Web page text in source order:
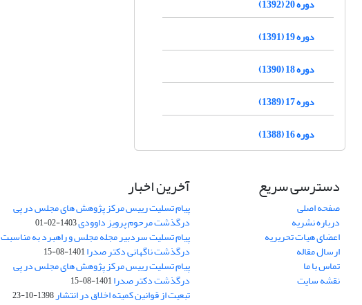
دوره 20 (1392)
دوره 19 (1391)
دوره 18 (1390)
دوره 17 (1389)
دوره 16 (1388)
دسترسی سریع
صفحه اصلی
درباره نشریه
اعضای هیات تحریریه
ارسال مقاله
تماس با ما
نقشه سایت
آخرین اخبار
پیام تسلیت رییس مرکز پژوهش های مجلس در پی
درگذشت مرحوم پرویز داوودی1403-02-01
پیام تسلیت سردبیر مجله مجلس و راهبرد به مناسبت
درگذشت ناگهانی دکتر صدرا1401-08-15
پیام تسلیت رییس مرکز پژوهش های مجلس در پی
درگذشت دکتر صدرا1401-08-15
تبعیت از قوانین کمیته اخلاق در انتشار1398-10-23